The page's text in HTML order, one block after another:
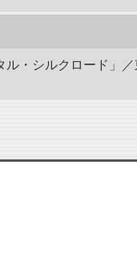
ル・シルクロード」